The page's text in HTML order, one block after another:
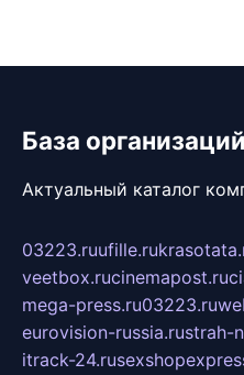
База организаций
Актуальный каталог
03223.ruufille.ru
veetbox.rucinemapost.ru
mega-press.ru03223.ru
eurovision-russia.rustrah-
itrack-24.ru